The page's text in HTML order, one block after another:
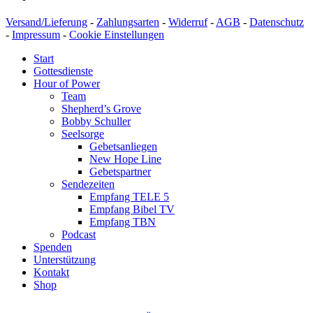
Versand/Lieferung - Zahlungsarten - Widerruf- AGB - Datenschutz
- Impressum - Cookie Einstellungen
Start
Gottesdienste
Hour of Power
Team
Shepherd’s Grove
Bobby Schuller
Seelsorge
Gebetsanliegen
New Hope Line
Gebetspartner
Sendezeiten
Empfang TELE 5
Empfang Bibel TV
Empfang TBN
Podcast
Spenden
Unterstützung
Kontakt
Shop